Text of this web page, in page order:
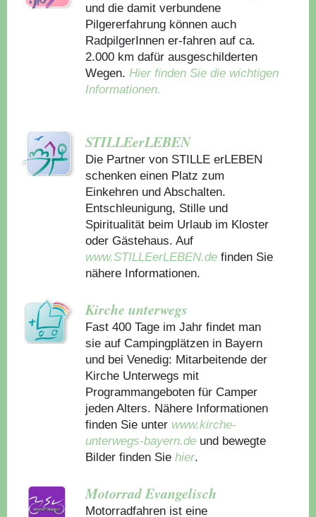
und die damit verbundene
Pilgererfahrung können auch
RadpilgerInnen er-fahren auf ca.
2.000 km dafür ausgeschilderten
Wegen.Hier finden Sie die wichtigen
Informationen.
STILLEerLEBEN
Die Partner von STILLE erLEBEN
schenken einen Platz zum
Einkehren und Abschalten.
Entschleunigung, Stille und
Spiritualität beim Urlaub im Kloster
oder Gästehaus. Auf
www.STILLEerLEBEN.de finden Sie
nähere Informationen.
Kirche unterwegs
Fast 400 Tage im Jahr findet man
sie auf Campingplätzen in Bayern
und bei Venedig: Mitarbeitende der
Kirche Unterwegs mit
Programmangeboten für Camper
jeden Alters. Nähere Informationen
finden Sie unter www.kirche-
unterwegs-bayern.de und bewegte
Bilder finden Sie hier.
Motorrad Evangelisch
Motorradfahren ist eine